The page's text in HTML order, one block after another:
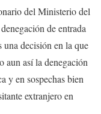
del Ministerio del
de entrada
una decisión en la que
aun así la denegación
y en sospechas bien
extranjero en